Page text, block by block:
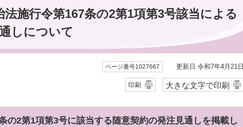
法施行令第167条の2第1項第3号該当による
しについて
ページ番号1027667 更新日 令和7年4月21日
印刷 大きな文字で印刷
の2第1項第3号に該当する随意契約の発注見通しを掲載し